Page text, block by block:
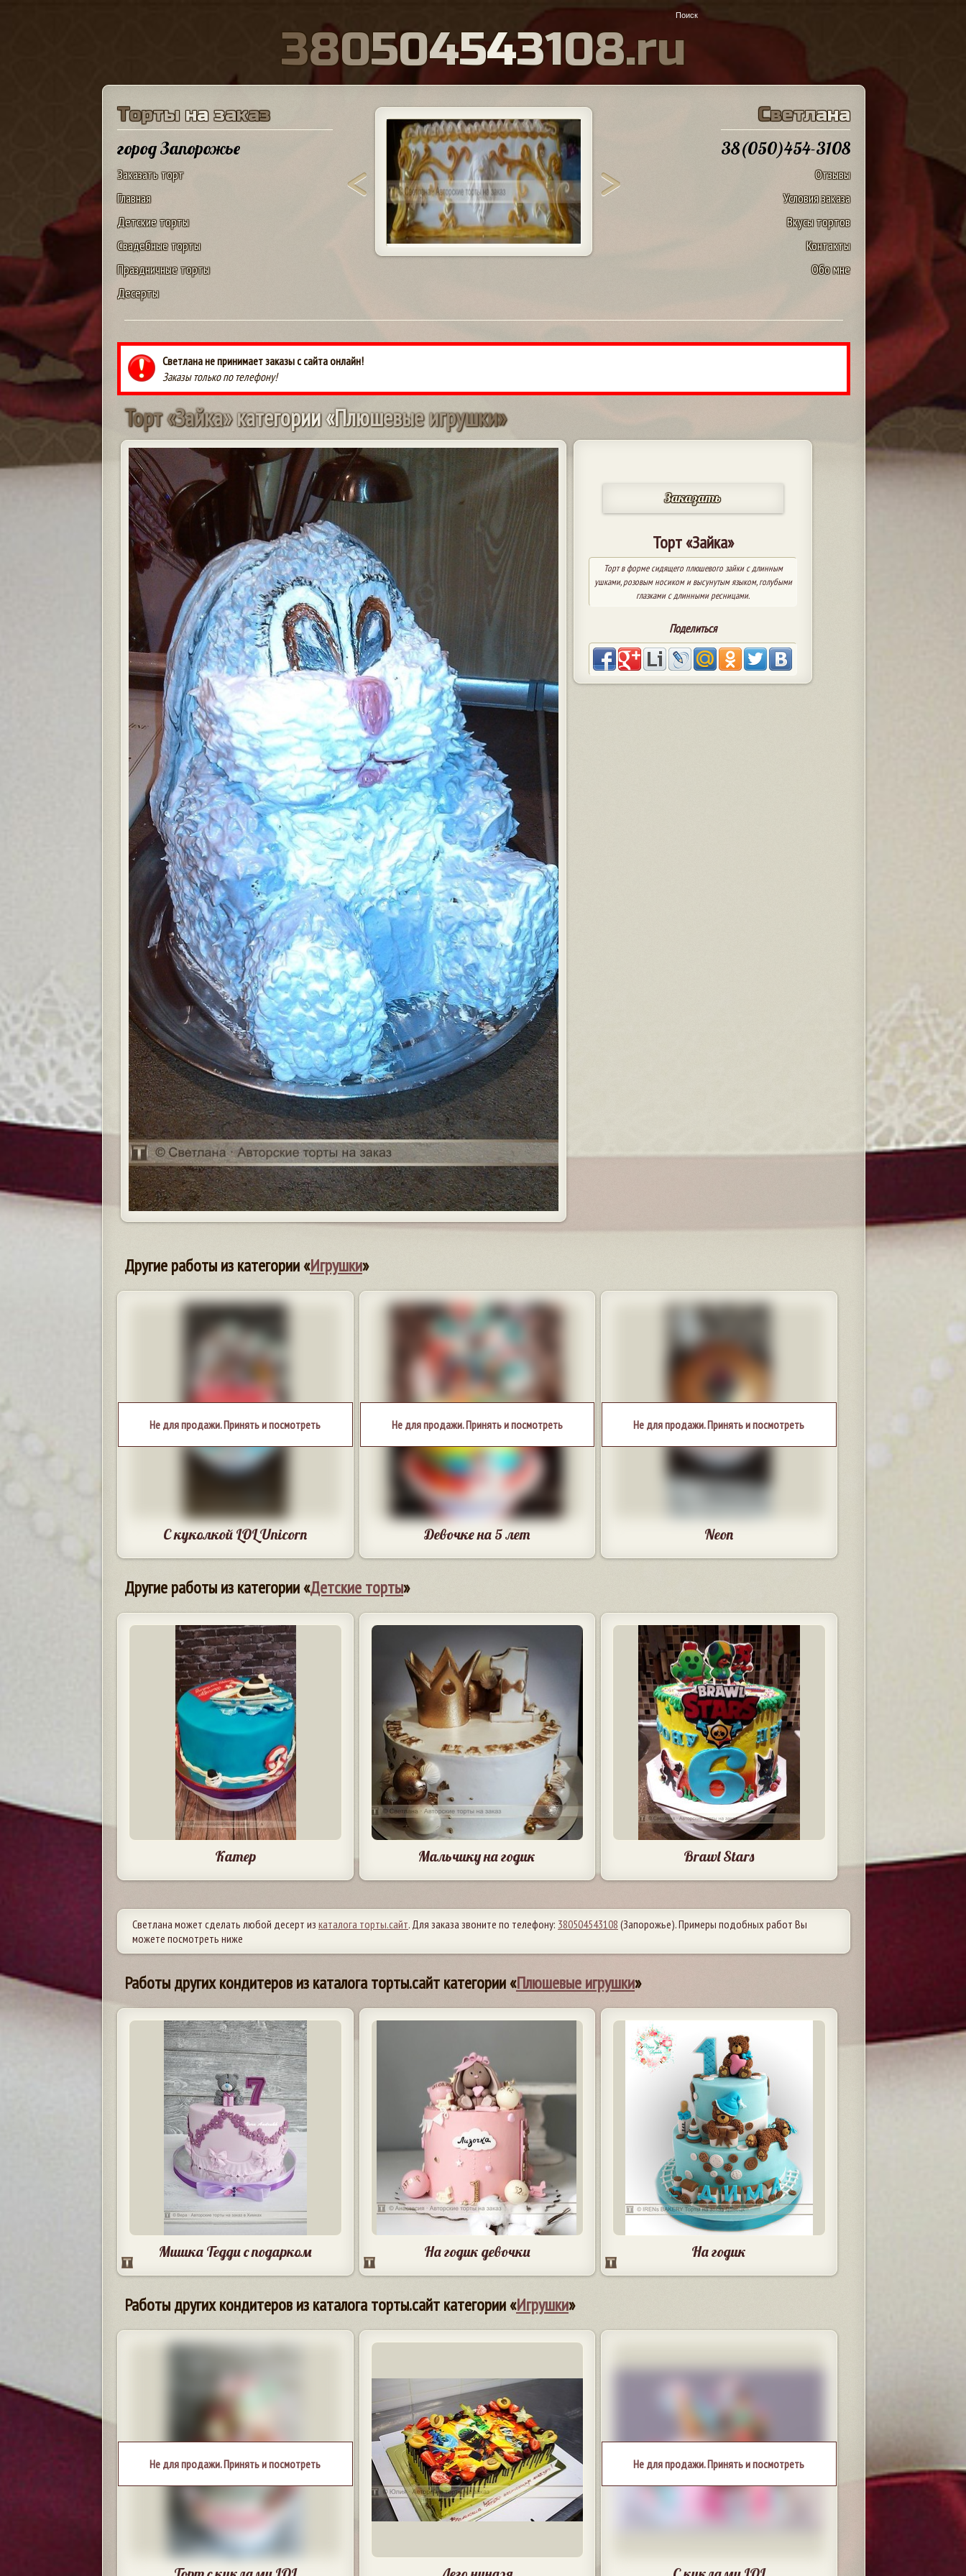
380504543108.ru
Торты на заказ
город Запорожье
Заказать торт
Главная
Детские торты
Свадебные торты
Праздничные торты
Десерты
Светлана
38(050)454-3108
Отзывы
Условия заказа
Вкусы тортов
Контакты
Обо мне
Светлана не принимает заказы с сайта онлайн!
Заказы только по телефону!
Торт«Зайка»категории«Плюшевыеигрушки»
Заказать
Торт «Зайка»
Торт в форме сидящего плюшевого зайки с длинным
ушками, розовым носиком и высунутым языком, голубыми
глазками с длинными ресницами.
Поделиться
Другие работы из категории «Игрушки»
Не для продажи. Принять и посмотреть
С куколкой LOL Unicorn
Не для продажи. Принять и посмотреть
Девочке на 5 лет
Не для продажи. Принять и посмотреть
Neon
Другие работы из категории «Детские торты»
Катер Мальчику на годик Brawl Stars
Светлана может сделать любой десерт из каталога торты.сайт. Для заказа звоните по телефону: 380504543108 (Запорожье). Примеры подобных работ Вы
можете посмотреть ниже
Работы других кондитеров из каталога торты.сайт категории «Плюшевые игрушки»
Мишка Тедди с подарком На годик девочки На годик
Работы других кондитеров из каталога торты.сайт категории «Игрушки»
Не для продажи. Принять и посмотреть Не для продажи. Принять и посмотреть